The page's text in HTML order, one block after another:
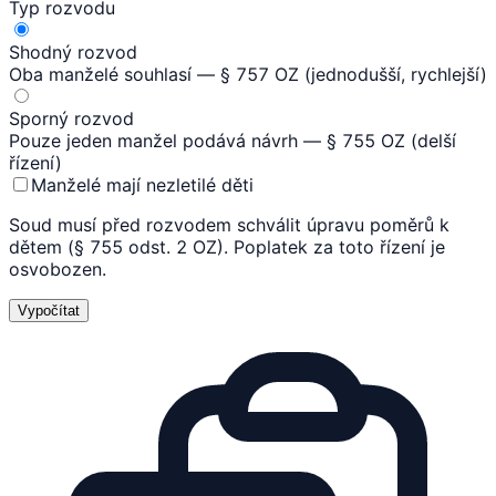
Typ rozvodu
Shodný rozvod
Oba manželé souhlasí — § 757 OZ (jednodušší, rychlejší)
Sporný rozvod
Pouze jeden manžel podává návrh — § 755 OZ (delší
řízení)
Manželé mají nezletilé děti
Soud musí před rozvodem schválit úpravu poměrů k
dětem (§ 755 odst. 2 OZ). Poplatek za toto řízení je
osvobozen.
Vypočítat